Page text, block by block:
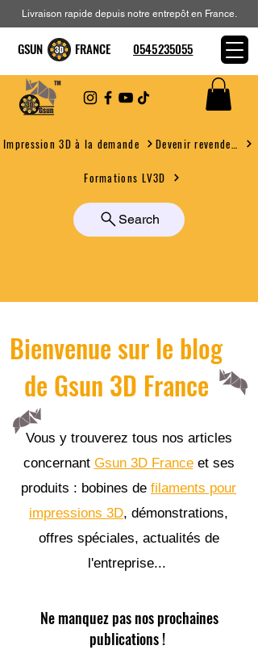
Impression 3D à la demande
Formations LV3D
Search
Livraison rapide depuis notre entrepôt en France.
GSUN FRANCE 0545235055
Bienvenue sur le blog
de Gsun 3D France
Vous y trouverez tous nos articles
concernant Gsun 3D Franceet ses
produits : bobines de filaments pour
impressions 3D, démonstrations,
offres spéciales, actualités de
l'entreprise...
Ne manquez pas nos prochaines
publications !